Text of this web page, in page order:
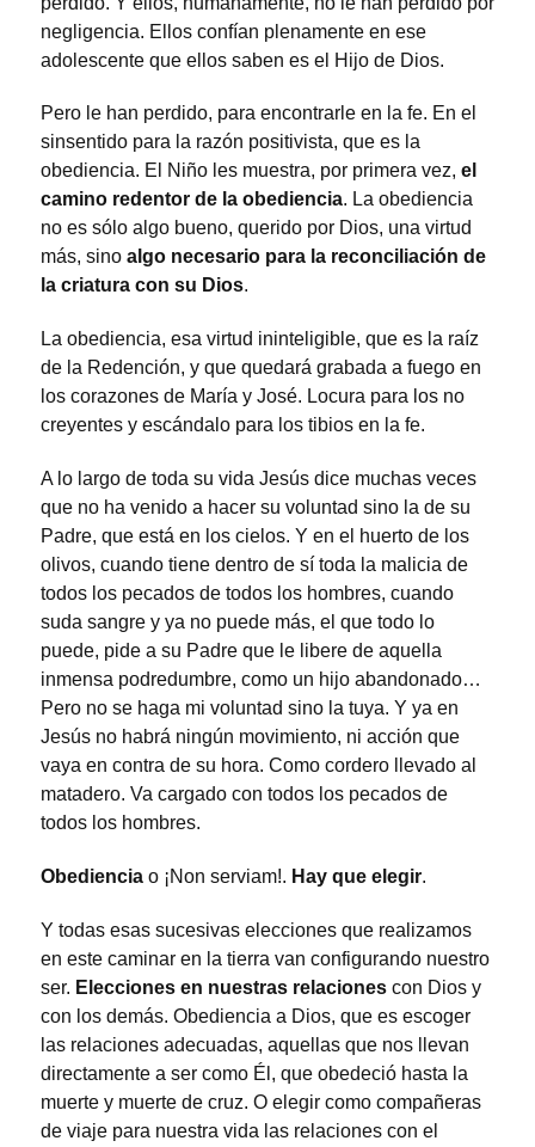
negligencia. Ellos confían plenamente en ese
adolescente que ellos saben es el Hijo de Dios.
Pero le han perdido, para encontrarle en la fe. En el
sinsentido para la razón positivista, que es la
obediencia. El Niño les muestra, por primera vez, el
camino redentor de la obediencia. La obediencia
no es sólo algo bueno, querido por Dios, una virtud
más, sino algo necesario para la reconciliación de
la criatura con su Dios.
La obediencia, esa virtud ininteligible, que es la raíz
de la Redención, y que quedará grabada a fuego en
los corazones de María y José. Locura para los no
creyentes y escándalo para los tibios en la fe.
A lo largo de toda su vida Jesús dice muchas veces
que no ha venido a hacer su voluntad sino la de su
Padre, que está en los cielos. Y en el huerto de los
olivos, cuando tiene dentro de sí toda la malicia de
todos los pecados de todos los hombres, cuando
suda sangre y ya no puede más, el que todo lo
puede, pide a su Padre que le libere de aquella
inmensa podredumbre, como un hijo abandonado…
Pero no se haga mi voluntad sino la tuya. Y ya en
Jesús no habrá ningún movimiento, ni acción que
vaya en contra de su hora. Como cordero llevado al
matadero. Va cargado con todos los pecados de
todos los hombres.
Obediencia o ¡Non serviam!. Hay que elegir.
Y todas esas sucesivas elecciones que realizamos
en este caminar en la tierra van configurando nuestro
ser. Elecciones en nuestras relaciones con Dios y
con los demás. Obediencia a Dios, que es escoger
las relaciones adecuadas, aquellas que nos llevan
directamente a ser como Él, que obedeció hasta la
muerte y muerte de cruz. O elegir como compañeras
de viaje para nuestra vida las relaciones con el